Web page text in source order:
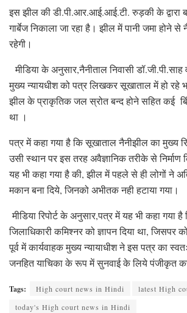
इस झील की डी.पी.आर.आई.आई.टी. रुड़की के द्वारा
गार्बेज निकाला जा रहा है। झील में पानी जमा होने से
रहेगी।
मीडिया के अनुसार,नैनीताल निवासी
मुख्य न्यायधीश को पत्र लिखकर सूखाताल में हो रहे
झील के प्राकृतिक जल स्रोत बन्द होने सहित कई
था ।
पत्र में कहा गया है कि सूखाताल नैनीझील का मुख्य
उसी स्थान पर इस तरह अवैज्ञानिक तरीके से
यह भी कहा गया है की, झील में पहले से ही लोगों ने
मकान बना दिये, जिनको अभीतक नही हटाया गया।
मीडिया रिपोर्ट के अनुसार,पत्र में यह भी कहा गया
जिलाधिकारी कमिश्नर को ज्ञापन दिया था, जिसपर
पूर्व में कार्यवाहक मुख्य न्यायाधीश ने इस पत्र का
जनहित याचिका के रूप में सुनवाई के लिये पंजीकृत
Tags: High court news in Hindi
latest High
today's High court news in Hindi